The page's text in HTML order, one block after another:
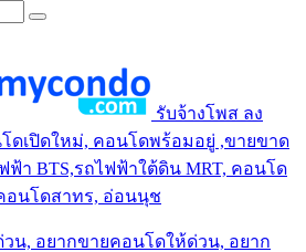
รับจ้างโพส ลง
ดเปิดใหม่, คอนโดพร้อมอยู่ ,ขายขาด
า BTS,รถไฟฟ้าใต้ดิน MRT, คอนโด
อนโดสาทร, อ่อนนุช
น, อยากขายคอนโดให้ด่วน, อยาก